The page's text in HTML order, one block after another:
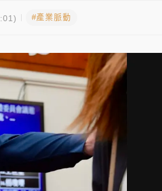
曝光
出延長至晚上7時
#產業脈動